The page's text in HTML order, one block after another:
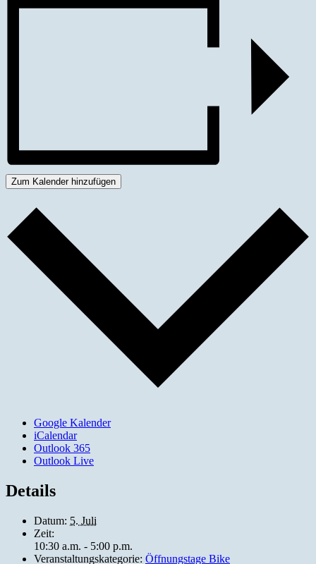
Zum Kalender hinzufügen
Google Kalender
iCalendar
Outlook 365
Outlook Live
Details
Datum: 5. Juli
Zeit:
10:30 a.m. - 5:00 p.m.
Veranstaltungskategorie: Öffnungstage Bike